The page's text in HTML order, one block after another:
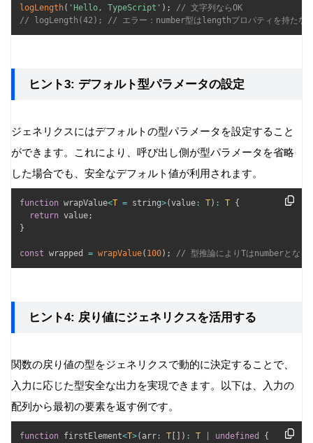
logLength( 'Hello, TypeScript' ) ;
// 文字列ならOK
// logLength(42); // エラー：number型はlengthプロパティを持たな
ヒント3: デフォルト型パラメータの設定
ジェネリクスにはデフォルトの型パラメータを設定すること
ができます。これにより、呼び出し側が型パラメータを省略
した場合でも、安全なデフォルト値が利用されます。
function wrapValue<T = string>(value : T) : T {
return value;
}
const wrapped = wrapValue( 100) ; // 型推論によりTはnumberとなる
ヒント4: 戻り値にジェネリクスを活用する
関数の戻り値の型をジェネリクスで動的に決定することで、
入力に応じた型安全な出力を実現できます。以下は、入力の
配列から最初の要素を返す例です。
function firstElement<T>( arr : T ) : T undefined
{